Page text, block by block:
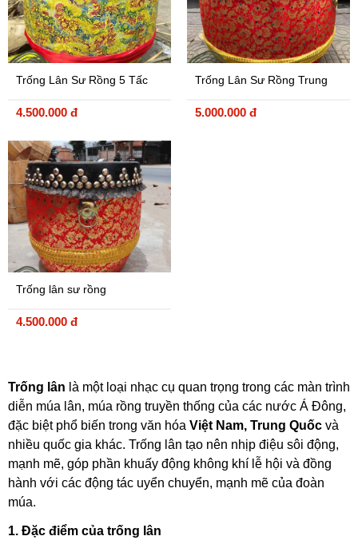
Trống Lân Sư Rồng 5 Tấc
4.500.000 đ
Trống Lân Sư Rồng Trung
5.000.000 đ
Trống lân sư rồng
4.500.000 đ
Trống lân là một loại nhạc cụ quan trọng trong các màn trình
diễn múa lân, múa rồng truyền thống của các nước Á Đông,
đặc biệt phổ biến trong văn hóa Việt Nam, Trung Quốc và
nhiều quốc gia khác. Trống lân tạo nên nhịp điệu sôi động,
mạnh mẽ, góp phần khuấy động không khí lễ hội và đồng
hành với các động tác uyển chuyển, mạnh mẽ của đoàn
múa.
1. Đặc điểm của trống lân